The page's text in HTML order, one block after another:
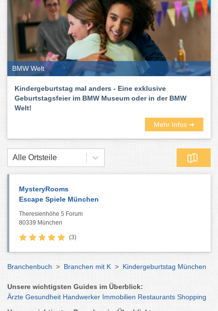
BMW Welt
Kindergeburtstag mal anders - Eine exklusive
Geburtstagsfeier im BMW Museum oder in der BMW
Welt!
Mehr Infos ➜
Alle Ortsteile
MysteryRooms
Escape Spiele München
Theresienhöhe 5 Forum
80339 München
(3)
Branchenbuch > Branchen mit K > Kindergeburtstag München
Unsere wichtigsten Guides im Überblick:
Ärzte Gesundheit Handwerker Immobilien Restaurants Shopping